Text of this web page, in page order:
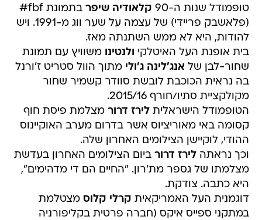
טופמודל שנות ה-90
קלאודיה שיפר
בתמונת fbf#
(פלאשבק פריידי) של עצמה על שער ווג מ-1991. ויש
להודות, היא לא ממש השתנתה מאז.
בית אופנת העל האיטלקי ולנטינו משוויץ עם תמונת
שחור-לבן של אנג'לינה ג'ולי מתוך הוול סטריט ז'ורנל
בה נראית הכוכבת לובשת סוודר קשמיר שחור
מקולקציית סתיו/חורף 2015/16.
הטופמודל הישראליתלירז דרור מצלמת פיסת חוף
קסומה באי מאוריציוס אשר בדרום מערב האוקיינוס
ההודי, לוקיישן הצילומים האחרון שלה.
וכך נראתהלירז דרור ביום הצילומים האחרון בעדשת
מצלמתו של גספר מת'רון. "החיים הם די מדהימים",
היא כתבה. צודקת.
דוגמנית העל האמריקאית קרלי קלוס מצטלמת
במתקני ספייס איקס (חברה פרטית בקליפורניה